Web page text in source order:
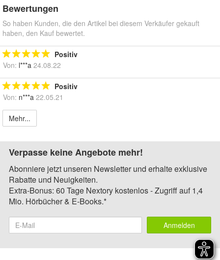
Bewertungen
So haben Kunden, die den Artikel bei diesem Verkäufer gekauft
haben, den Kauf bewertet.
Positiv
Von: l***a 24.08.22
Positiv
Von: n***a 22.05.21
Mehr...
Verpasse keine Angebote mehr!
Abonniere jetzt unseren Newsletter und erhalte exklusive
Rabatte und Neuigkeiten.
Extra-Bonus: 60 Tage Nextory kostenlos - Zugriff auf 1,4
Mio. Hörbücher & E-Books.*
Anmelden